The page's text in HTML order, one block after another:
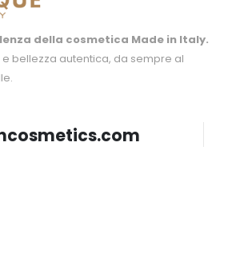
della cosmetica Made in Italy.
bellezza autentica, da sempre al